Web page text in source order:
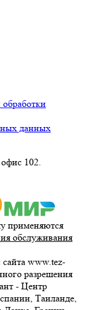
данных
102.
применяются
обслуживания
www.tez-
разрешения
- Центр
Таиланде,